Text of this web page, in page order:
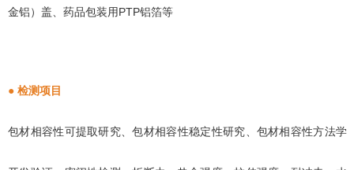
金铝）盖、药品包装用PTP铝箔等
● 检测项目
包材相容性可提取研究、包材相容性稳定性研究、包材相容性方法学